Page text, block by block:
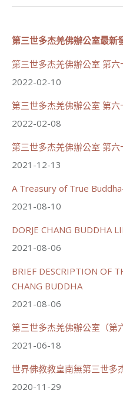
91 42 則留言
分享
世界佛教正心會
June 21, 2026, 12:54
觀看更多
第三世多杰羌佛辦公室最新
第三世多杰羌佛辦公室 第六
2022-02-10
第三世多杰羌佛辦公室 第六
2022-02-08
第三世多杰羌佛辦公室 第六
2021-12-13
A Treasury of True
2021-08-10
DORJE CHANG BUDDHA
2021-08-06
BRIEF DESCRIPTION OF
CHANG BUDDHA
2021-08-06
第三世多杰羌佛辦公室（第
2021-06-18
世界佛教教皇南無第三世多
2020-11-29